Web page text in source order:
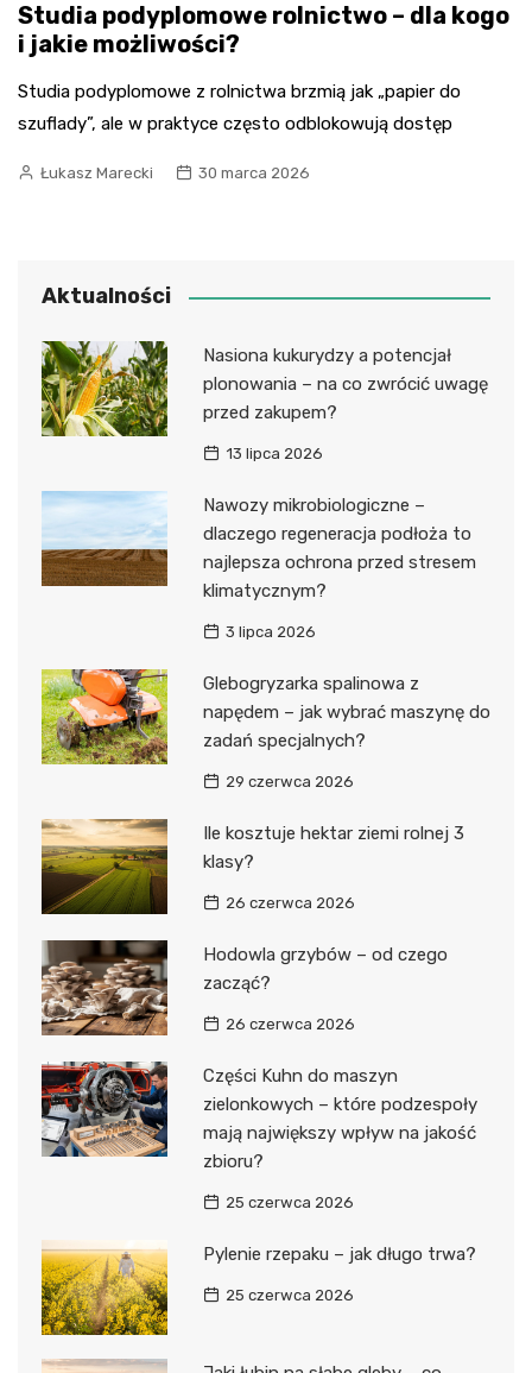
Studia podyplomowe rolnictwo – dla kogo
i jakie możliwości?
Studia podyplomowe z rolnictwa brzmią jak „papier do
szuflady”, ale w praktyce często odblokowują dostęp
Łukasz Marecki 30 marca 2026
Aktualności
Nasiona kukurydzy a potencjał
plonowania – na co zwrócić uwagę
przed zakupem?
13 lipca 2026
Nawozy mikrobiologiczne –
dlaczego regeneracja podłoża to
najlepsza ochrona przed stresem
klimatycznym?
3 lipca 2026
Glebogryzarka spalinowa z
napędem – jak wybrać maszynę do
zadań specjalnych?
29 czerwca 2026
Ile kosztuje hektar ziemi rolnej 3
klasy?
26 czerwca 2026
Hodowla grzybów – od czego
zacząć?
26 czerwca 2026
Części Kuhn do maszyn
zielonkowych – które podzespoły
mają największy wpływ na jakość
zbioru?
25 czerwca 2026
Pylenie rzepaku – jak długo trwa?
25 czerwca 2026